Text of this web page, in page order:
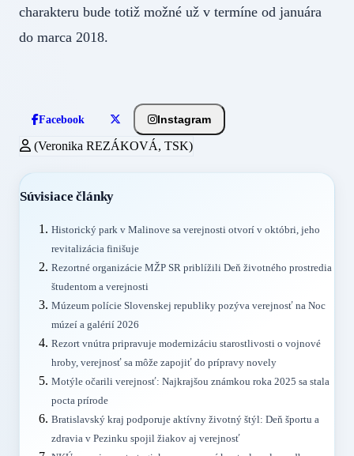
charakteru bude totiž možné už v termíne od januára
do marca 2018.
Facebook Instagram
(Veronika REZÁKOVÁ, TSK)
Súvisiace články
Historický park v Malinove sa verejnosti otvorí v októbri, jeho
revitalizácia finišuje
Rezortné organizácie MŽP SR priblížili Deň životného prostredia
študentom a verejnosti
Múzeum polície Slovenskej republiky pozýva verejnosť na Noc
múzeí a galérií 2026
Rezort vnútra pripravuje modernizáciu starostlivosti o vojnové
hroby, verejnosť sa môže zapojiť do prípravy novely
Motýle očarili verejnosť: Najkrajšou známkou roka 2025 sa stala
pocta prírode
Bratislavský kraj podporuje aktívny životný štýl: Deň športu a
zdravia v Pezinku spojil žiakov aj verejnosť